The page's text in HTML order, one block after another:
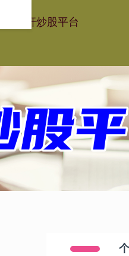
安全杠杆炒股平台